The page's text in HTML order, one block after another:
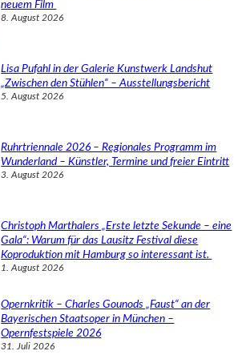
neuem Film
8. August 2026
Lisa Pufahl in der Galerie Kunstwerk Landshut
„Zwischen den Stühlen“ – Ausstellungsbericht
5. August 2026
Ruhrtriennale 2026 – Regionales Programm im
Wunderland – Künstler, Termine und freier Eintritt
3. August 2026
Christoph Marthalers „Erste letzte Sekunde – eine
Gala“: Warum für das Lausitz Festival diese
Koproduktion mit Hamburg so interessant ist.
1. August 2026
Opernkritik – Charles Gounods „Faust“ an der
Bayerischen Staatsoper in München –
Opernfestspiele 2026
31. Juli 2026